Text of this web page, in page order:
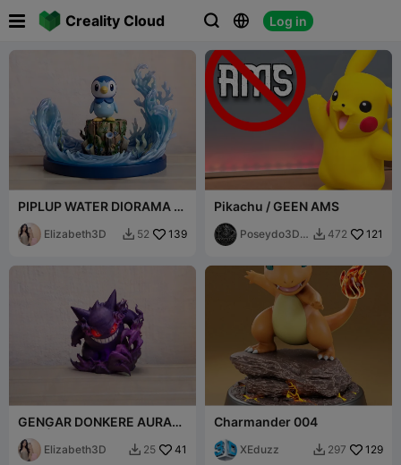
Creality Cloud   Log in
 
PIPLUP WATER DIORAMA -
3D POKEMON FAN ART
NINTENDO [FREE]
Elizabeth3D  52 139
Pikachu / GEEN AMS
Poseydo3DP
 472 121
GENGAR DONKERE AURA
POKÉMON NINTENDO 3D
FIGUUR CUSTOM [GRATIS]
Elizabeth3D  25 41
Charmander 004
XEduzz  297 129